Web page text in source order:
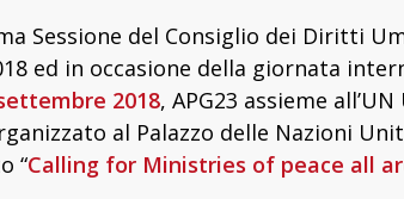
Sessione del Consiglio dei Diritti
ed in occasione della giornata
2018, APG23 assieme
al Palazzo delle Nazioni
“Calling for Ministries of peace all